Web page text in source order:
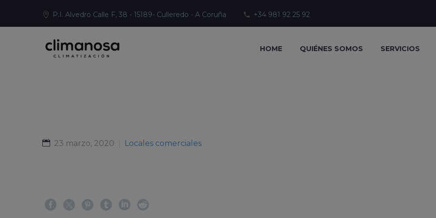
P.I. Alvedro Calle F, 38 - 15189- Culleredo - A Coruña +34 981 92 25 92
HOME QUIÉNES SOMOS SERVICIOS
23 marzo, 2020 Locales comerciales